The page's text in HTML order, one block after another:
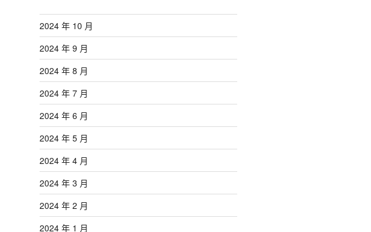
2024 年 10 月
2024 年 9 月
2024 年 8 月
2024 年 7 月
2024 年 6 月
2024 年 5 月
2024 年 4 月
2024 年 3 月
2024 年 2 月
2024 年 1 月